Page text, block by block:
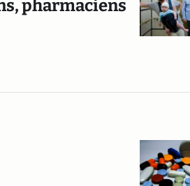
pharmaciens